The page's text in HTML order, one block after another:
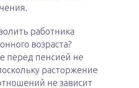
работника
возраста?
перед пенсией не
расторжение
не зависит